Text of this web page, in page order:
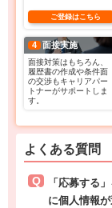
ご登録はこちら
4 面接実施
面接対策はもちろん、
履歴書の作成や条件面
の交渉もキャリアパー
トナーがサポートしま
す。
よくある質問
「応募する
に個人情報